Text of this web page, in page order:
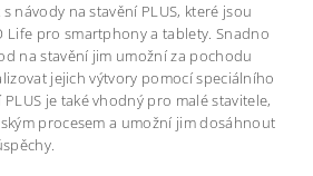
návody na stavění PLUS, které jsou
Life pro smartphony a tablety. Snadno
na stavění jim umožní za pochodu
jejich výtvory pomocí speciálního
je také vhodný pro malé stavitele,
procesem a umožní jim dosáhnout